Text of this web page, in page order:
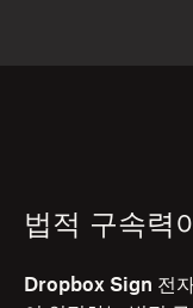
법적 구속력
Dropbox Sign 전